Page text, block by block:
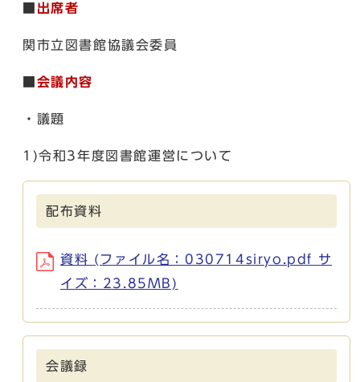
出席者
関市立図書館協議会委員
会議内容
・議題
1)令和3年度図書館運営について
配布資料
資料 (ファイル名：030714siryo.pdf サ
イズ：23.85MB)
会議録